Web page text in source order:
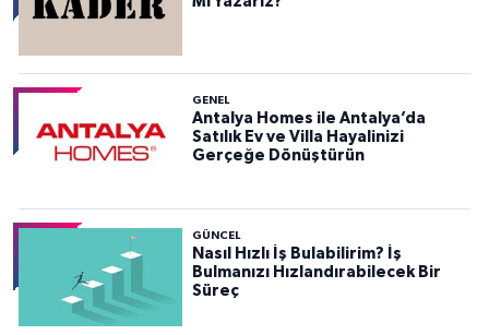
GENEL
Antalya Homes ile Antalya’da
Satılık Ev ve Villa Hayalinizi
Gerçeğe Dönüştürün
GÜNCEL
Nasıl Hızlı İş Bulabilirim? İş
Bulmanızı Hızlandırabilecek Bir
Süreç